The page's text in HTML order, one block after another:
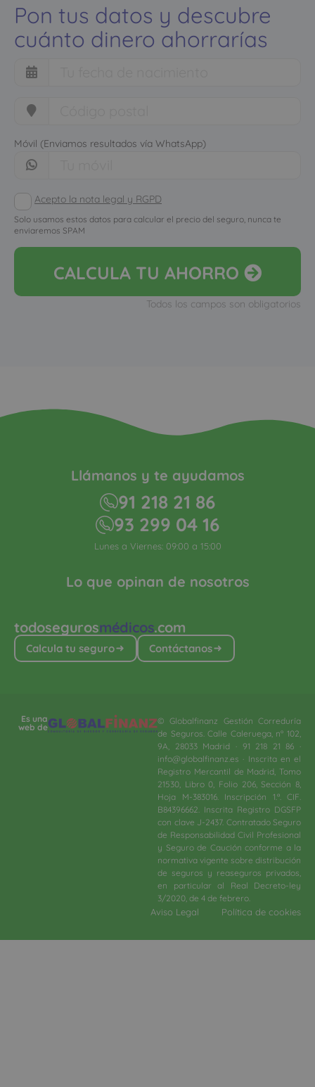
Pon tus datos y descubre
cuánto dinero ahorrarías
Móvil (Enviamos resultados vía WhatsApp)
Acepto la nota legal y RGPD
Solo usamos estos datos para calcular el precio del seguro, nunca te
enviaremos SPAM
CALCULA TU AHORRO
Todos los campos son obligatorios
todosegurosmédicos.com
Calcula tu seguro Contáctanos
Lo que opinan de nosotros
Llámanos y te ayudamos
91 218 21 86
93 299 04 16
Lunes a Viernes: 09:00 a 15:00
Es una
web de
© Globalfinanz Gestión Correduría
de Seguros. Calle Caleruega, nº 102,
9A, 28033 Madrid · 91 218 21 86 ·
info@globalfinanz.es · Inscrita en el
Registro Mercantil de Madrid, Tomo
21530, Libro 0, Folio 206, Sección 8,
Hoja M-383016. Inscripción 1.ª. CIF.
B84396662. Inscrita Registro DGSFP
con clave J-2437. Contratado Seguro
de Responsabilidad Civil Profesional
y Seguro de Caución conforme a la
normativa vigente sobre distribución
de seguros y reaseguros privados,
en particular al Real Decreto-ley
3/2020, de 4 de febrero.​
Aviso Legal Política de cookies